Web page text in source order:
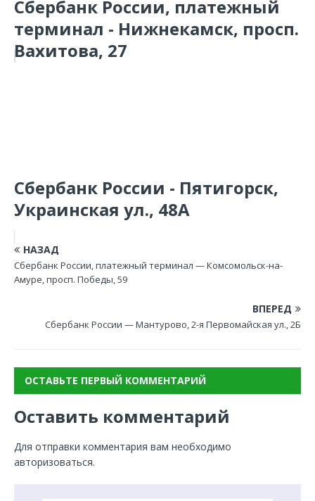
Сбербанк России, платежный
терминал - Нижнекамск, просп.
Вахитова, 27
Сбербанк России - Пятигорск,
Украинская ул., 48А
НАЗАД
Сбербанк России, платежный терминал — Комсомольск-на-
Амуре, просп. Победы, 59
ВПЕРЕД
Сбербанк России — Мантурово, 2-я Первомайская ул., 2Б
ОСТАВЬТЕ ПЕРВЫЙ КОММЕНТАРИЙ
Оставить комментарий
Для отправки комментария вам необходимо
авторизоваться.